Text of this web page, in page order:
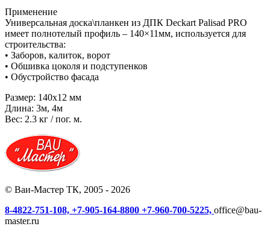
Применение
Универсальная доска\планкен из ДПК Deckart Palisad PRO
имеет полнотелый профиль – 140×11мм, используется для
строительства:
• Заборов, калиток, ворот
• Обшивка цоколя и подступенков
• Обустройство фасада
Размер: 140х12 мм
Длина: 3м, 4м
Вес: 2.3 кг / пог. м.
© Ваи-Мастер ТК, 2005 - 2026
8-4822-751-108, +7-905-164-8800 +7-960-700-5225, office@bau-
master.ru